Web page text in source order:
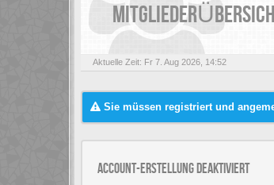
Aktuelle Zeit: Fr 7. Aug 2026, 14:52
Sie müssen registriert und
Account-Erstellung deaktiviert